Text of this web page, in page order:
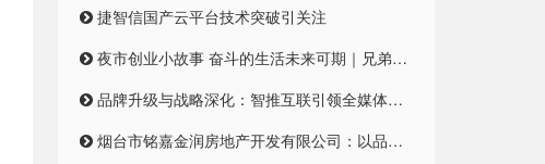
捷智信国产云平台技术突破引关注
夜市创业小故事 奋斗的生活未来可期｜兄弟合伙摆摊 开启创业之路
品牌升级与战略深化：智推互联引领全媒体整合营销新纪元
烟台市铭嘉金润房地产开发有限公司：以品质筑梦，引领未来居住新风尚